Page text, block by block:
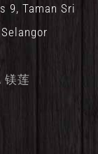
9, Taman Sri
镁莲